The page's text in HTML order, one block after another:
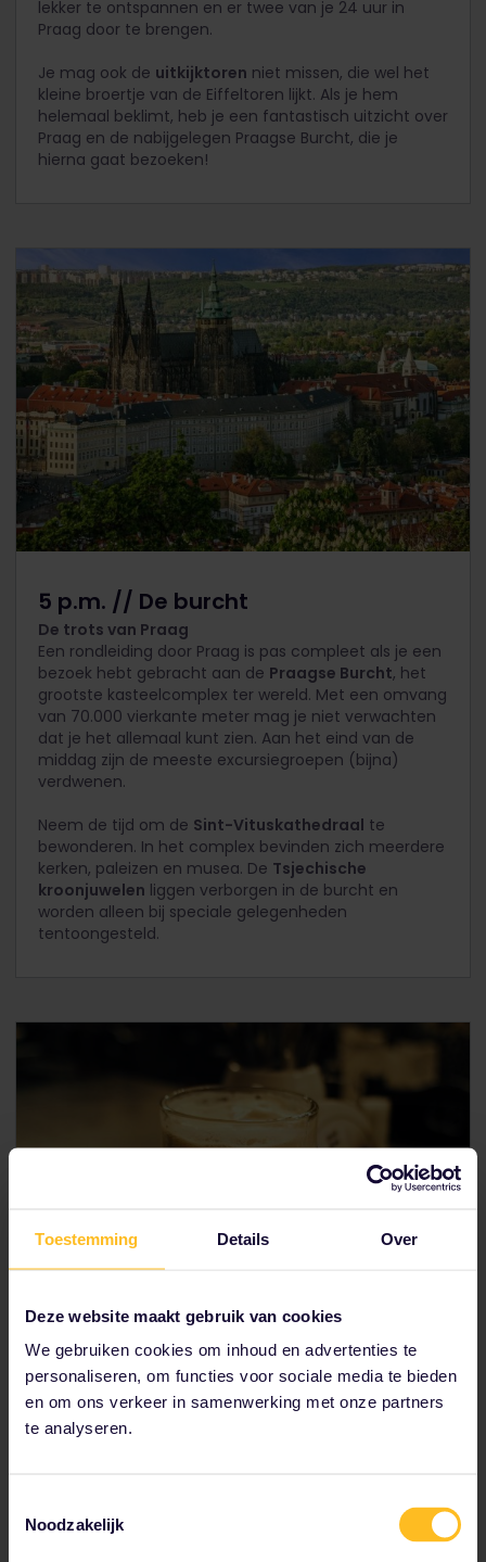
Toestemming Details Over
Deze website maakt gebruik van cookies
We gebruiken cookies om inhoud en advertenties te
personaliseren, om functies voor sociale media te bieden
en om ons verkeer in samenwerking met onze partners
te analyseren.
Noodzakelijk
lekker te ontspannen en er twee van je 24 uur in
Praag door te brengen.
Je mag ook de uitkijktoren niet missen, die wel het
kleine broertje van de Eiffeltoren lijkt. Als je hem
helemaal beklimt, heb je een fantastisch uitzicht over
Praag en de nabijgelegen Praagse Burcht, die je
hierna gaat bezoeken!
5 p.m. // De burcht
De trots van Praag
Een rondleiding door Praag is pas compleet als je een
bezoek hebt gebracht aan de Praagse Burcht, het
grootste kasteelcomplex ter wereld. Met een omvang
van 70.000 vierkante meter mag je niet verwachten
dat je het allemaal kunt zien. Aan het eind van de
middag zijn de meeste excursiegroepen (bijna)
verdwenen.
Neem de tijd om de Sint-Vituskathedraal te
bewonderen. In het complex bevinden zich meerdere
kerken, paleizen en musea. De Tsjechische
kroonjuwelen liggen verborgen in de burcht en
worden alleen bij speciale gelegenheden
tentoongesteld.
8 p.m. // Het bier
Briljante brouwsels
Nicolaaskerk